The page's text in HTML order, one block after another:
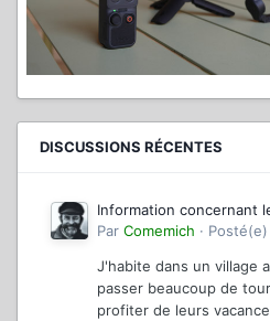
DISCUSSIONS RÉCENTES
Information concernant
Par Comemich · Posté(e)
J'habite dans un village
passer beaucoup de
profiter de leurs